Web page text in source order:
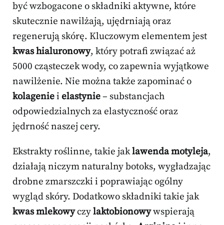
być wzbogacone o składniki aktywne, które
skutecznie nawilżają, ujędrniają oraz
regenerują skórę. Kluczowym elementem jest
kwas hialuronowy, który potrafi związać aż
5000 cząsteczek wody, co zapewnia wyjątkowe
nawilżenie. Nie można także zapominać o
kolageniei elastynie– substancjach
odpowiedzialnych za elastyczność oraz
jędrność naszej cery.
Ekstrakty roślinne, takie jaklawenda motyleja,
działają niczym naturalny botoks, wygładzając
drobne zmarszczki i poprawiając ogólny
wygląd skóry. Dodatkowo składniki takie jak
kwas mlekowyczylaktobionowywspierają